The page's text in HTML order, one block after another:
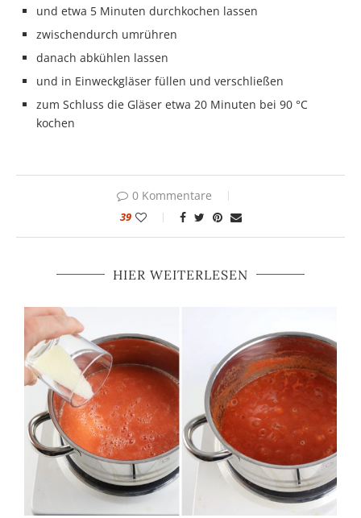
und etwa 5 Minuten durchkochen lassen
zwischendurch umrühren
danach abkühlen lassen
und in Einweckgläser füllen und verschließen
zum Schluss die Gläser etwa 20 Minuten bei 90 °C
kochen
0 Kommentare
39
HIER WEITERLESEN